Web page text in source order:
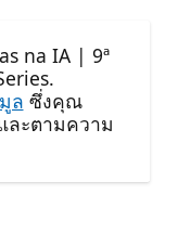
na IA | 9ª
ล ซึ่งคุณ
ละตามความ